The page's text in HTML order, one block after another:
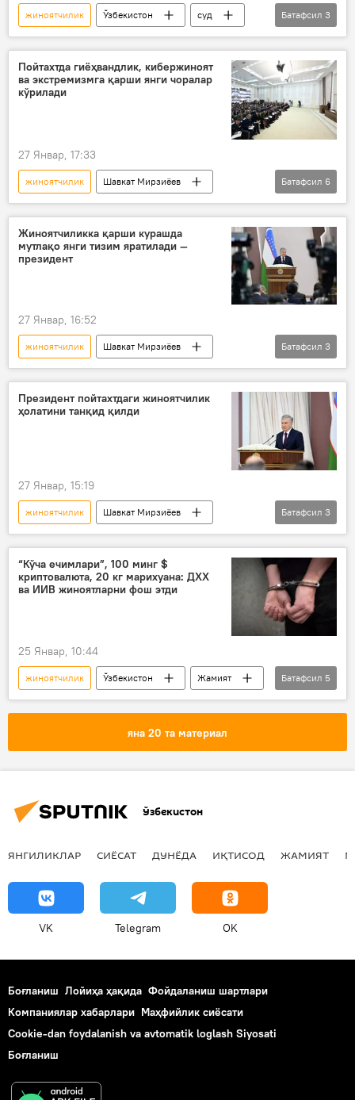
жиноятчилик Ўзбекистон
суд
судья
Жиноят кодекси
жиноят
Батафсил 3
Пойтахтда гиёҳвандлик, кибержиноят
ва экстремизмга қарши янги чоралар
кўрилади
27 Январ, 17:33
жиноятчилик
Шавкат Мирзиёев
Ўзбекистон
Жамият
гиёҳванд моддаларга қарши
киберхавфсизлик
экстремизм
Батафсил 6
Жиноятчиликка қарши курашда
мутлақо янги тизим яратилади —
президент
27 Январ, 16:52
жиноятчилик
Шавкат Мирзиёев
ИИВ
маҳалла
инспектор
Батафсил 3
Президент пойтахтдаги жиноятчилик
ҳолатини танқид қилди
27 Январ, 15:19
жиноятчилик
Шавкат Мирзиёев
Жамият
Ўзбекистон маҳалла
Батафсил 3
“Кўча ечимлари”, 100 минг $
криптовалюта, 20 кг марихуана: ДХХ
ва ИИВ жиноятларни фош этди
25 Январ, 10:44
жиноятчилик Ўзбекистон
Жамият
Давлат хавфсизлик хизмати (ДХХ)
Сурхондарё
Батафсил 5
яна 20 та материал
Ўзбекистон
ЯНГИЛИКЛАР СИЁСАТ ДУНЁДА ИҚТИСОД ЖАМИЯТ
VK Telegram OK
Боғланиш Лойиҳа ҳақида Фойдаланиш шартлари
Компаниялар хабарлари Маҳфийлик сиёсати
Cookie-dan foydalanish va avtomatik loglash Siyosati
Боғланиш